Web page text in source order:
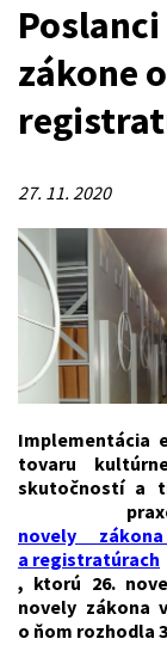
zákone
27. 11. 2020
Implementácia
tovaru
skutočností a
novely
a registratúrach
, ktorú 26.
novely zákona
o ňom rozhodla